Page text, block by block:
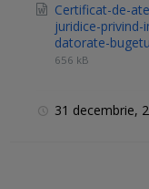
Certificat-de-
juridice-
datorate-
656 kB
31 decembrie,